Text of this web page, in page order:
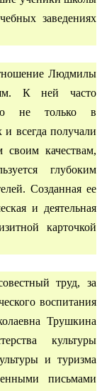
заведениях
Людмилы
К ней часто
не только в
всегда получали
своим качествам,
глубоким
Созданная ее
и деятельная
карточкой
труд, за
воспитания
Трушкина
культуры
и туризма
письмами